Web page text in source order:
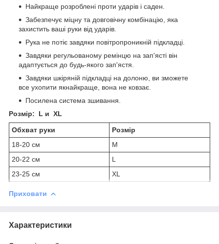
Найкраще розроблені проти ударів і саден.
Забезпечує міцну та довговічну комбінацію, яка
захистить ваші руки від ударів.
Рука не потіє завдяки повітропроникній підкладці.
Завдяки регульованому ремінцю на зап'ясті він
адаптується до будь-якого зап'ястя.
Завдяки шкіряній підкладці на долоню, ви зможете
все ухопити якнайкраще, вона не ковзає.
Посилена система зшивання.
Розмір: L и XL
Обхват руки
Розмір
18-20 см
M
20-22 см
L
23-25 см
XL
Приховати
Характеристики